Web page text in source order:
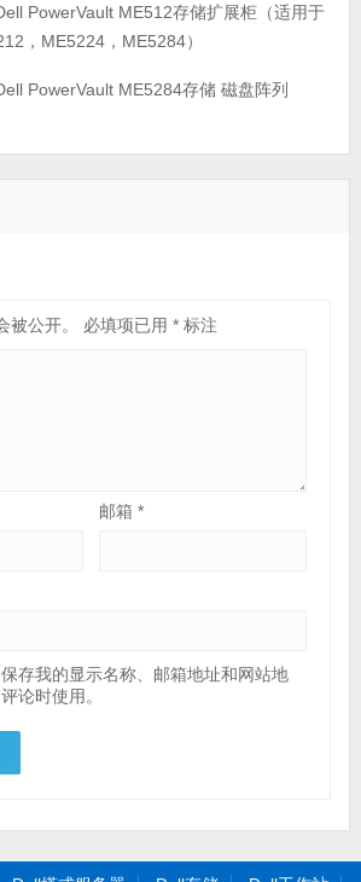
PowerVault ME512存储扩展柜（适用于
，ME5224，ME5284）
PowerVault ME5284存储 磁盘阵列
被公开。 必填项已用 *标注
邮箱*
存我的显示名称、邮箱地址和网站地
论时使用。